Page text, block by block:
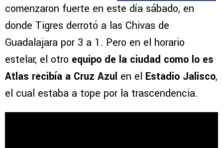
comenzaron fuerte en este día sábado, en
donde Tigres derrotó a las Chivas de
Guadalajara por 3 a 1. Pero en el horario
estelar, el otro equipo de la ciudad como lo es
Atlas recibía a Cruz Azul en el Estadio Jalisco,
el cual estaba a tope por la trascendencia.